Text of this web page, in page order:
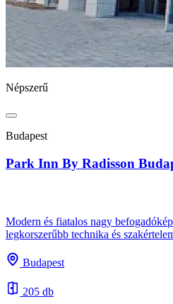
Népszerű
Budapest
Park Inn By Radisson
Modern és fiatalos nagy
legkorszerűbb technika és
Budapest
205 db